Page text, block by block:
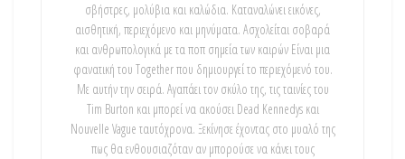
σβήστρες, μολύβια και καλώδια. Καταναλώνει εικόνες,
αισθητική, περιεχόμενο και μηνύματα. Ασχολείται σοβαρά
και ανθρωπολογικά με τα ποπ σημεία των καιρών Είναι μια
φανατική του Τοgether που δημιουργεί το περιεχόμενό του.
Με αυτήν την σειρά. Αγαπάει τον σκύλο της, τις ταινίες του
Tim Burton και μπορεί να ακούσει Dead Kennedys και
Nouvelle Vague ταυτόχρονα. Ξεκίνησε έχοντας στο μυαλό της
πως θα ενθουσιαζόταν αν μπορούσε να κάνει τους